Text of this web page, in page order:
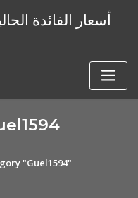
أسعار الفائدة
"Guel1594"